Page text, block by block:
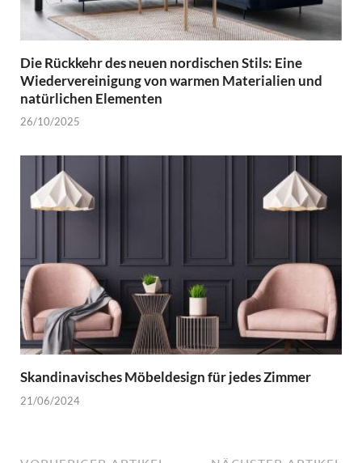
Die Rückkehr des neuen nordischen Stils: Eine
Wiedervereinigung von warmen Materialien und
natürlichen Elementen
26/10/2025
Skandinavisches Möbeldesign für jedes Zimmer
21/06/2024